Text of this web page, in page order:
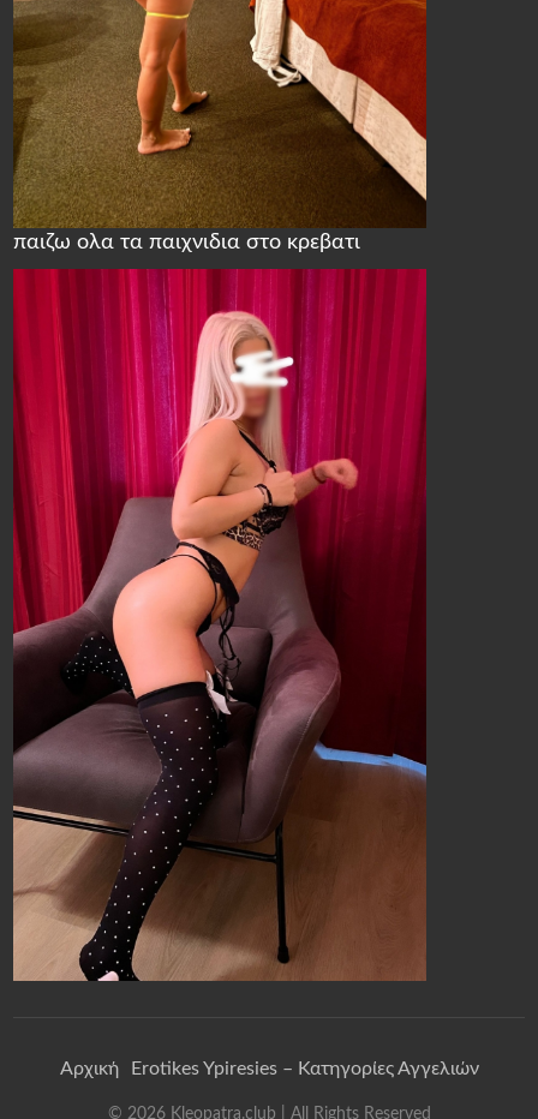
παιζω ολα τα παιχνιδια στο κρεβατι
Αρχική Erotikes Ypiresies – Κατηγορίες Αγγελιών
© 2026 Kleopatra.club | All Rights Reserved